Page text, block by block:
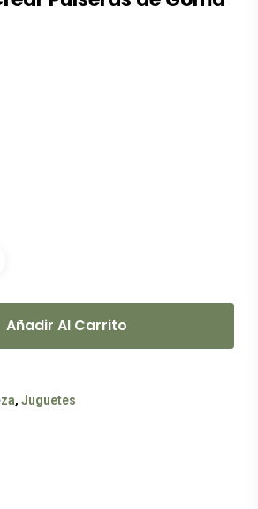
Añadir Al Carrito
, Juguetes